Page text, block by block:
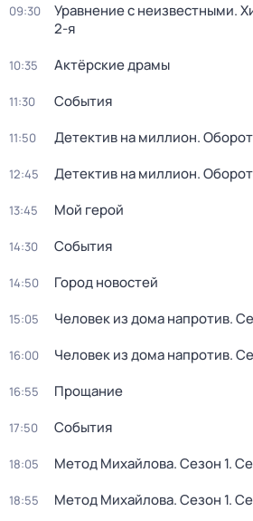
09:30 Уравнение с неизвестными.
2-я
10:35 Актёрские драмы
11:30 События
11:50 Детектив на миллион.
12:45 Детектив на миллион.
13:45 Мой герой
14:30 События
14:50 Город новостей
15:05 Человек из дома напротив.
16:00 Человек из дома напротив.
16:55 Прощание
17:50 События
18:05 Метод Михайлова. Сезон 1.
18:55 Метод Михайлова. Сезон 1.